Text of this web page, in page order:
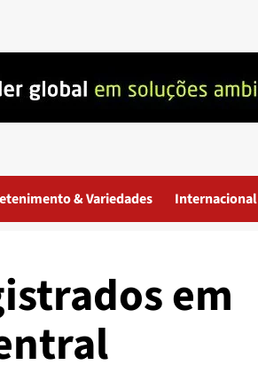
& Variedades Internacional
em